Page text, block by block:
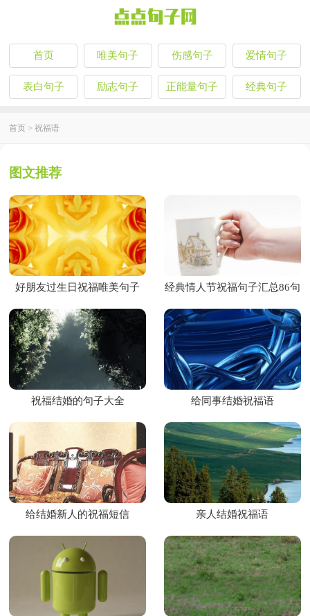
首页 唯美句子 伤感句子 爱情句子
表白句子 励志句子 正能量句子 经典句子
首页 > 祝福语
图文推荐
好朋友过生日祝福唯美句子 经典情人节祝福句子汇总86句
祝福结婚的句子大全 给同事结婚祝福语
给结婚新人的祝福短信 亲人结婚祝福语